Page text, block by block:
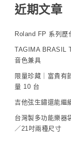
近期文章
Roland FP 系列
TAGIMA BRASIL
音色兼具
限量珍藏｜富貴有
量 10 台
吉他弦生鏽還能繼
台灣製多功能樂器
／21吋兩種尺寸